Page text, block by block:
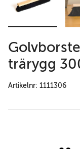
trärygg
Artikelnr: 1111306